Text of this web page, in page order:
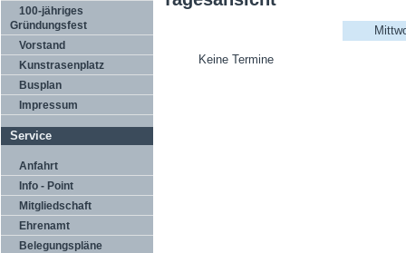
100-jähriges
Gründungsfest
Vorstand
Kunstrasenplatz
Busplan
Impressum
Service
Anfahrt
Info - Point
Mitgliedschaft
Ehrenamt
Belegungspläne
Keine Termine